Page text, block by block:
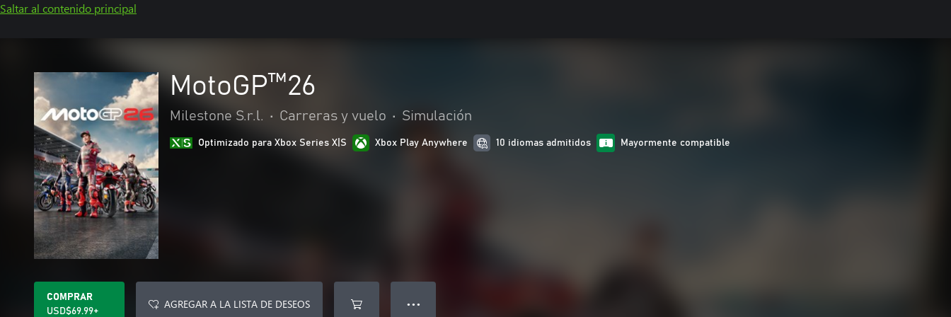
Saltar al contenido principal
MotoGP™26
Milestone S.r.l. • Carreras y vuelo • Simulación
Optimizado para Xbox Series X|S Xbox Play Anywhere 10 idiomas admitidos Mayormente compatible
COMPRAR
USD$69.99+
AGREGAR A LA LISTA DE DESEOS ● ● ●